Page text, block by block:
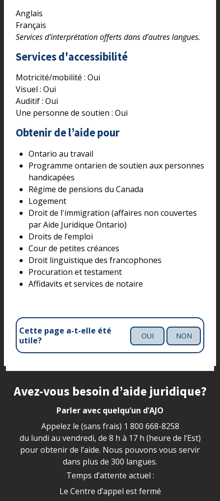
Anglais
Français
Services d’interprétation offerts dans d’autres langues.
Services d'accessibilité
Motricité/mobilité : Oui
Visuel : Oui
Auditif : Oui
Une personne de soutien : Oui
Obtenir de l’aide pour
Ontario au travail
Programme ontarien de soutien aux personnes
handicapées
Régime de pensions du Canada
Logement
Droit de l'immigration (affaires non couvertes
par Aide Juridique Ontario)
Droits de l’emploi
Cour de petites créances
Droit linguistique des francophones
Procuration et testament
Affidavits et services de notaire
Cette page a-t-elle été
utile?
OUI NON
Site footer
Avez-vous besoin d’aide juridique?
Parler avec quelqu’un d’AJO
Appelez le (sans frais) 1 800 668-8258
du lundi au vendredi, de 8 h à 17 h (heure de l’Est)
pour obtenir de l’aide. Nous pouvons vous servir
dans plus de 300 langues.
Temps d’attente actuel :
Le Centre d’appel est fermé